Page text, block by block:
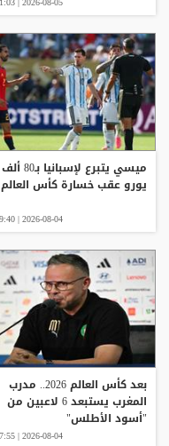
ميسي يتبرع لإسبانيا بـ80 ألف
يورو عقب خسارة كأس العالم
2026-08-04 | 09:40 م
بعد كأس العالم 2026.. مدرب
المغرب يستبعد 6 لاعبين من
"أسود الأطلس"
2026-08-04 | 07:55 م